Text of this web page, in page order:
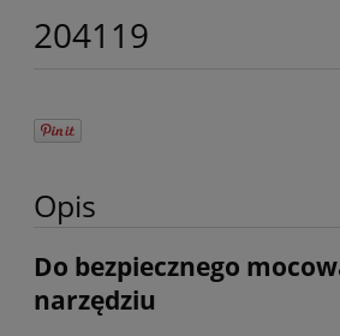
204119
Opis
Do bezpiecznego
narzędziu